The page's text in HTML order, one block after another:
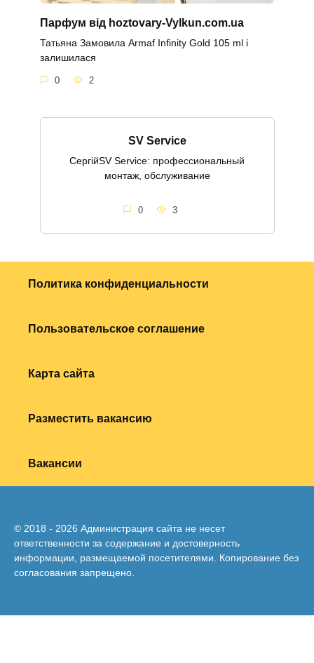
Парфум від hoztovary-Vylkun.com.ua
Татьяна Замовила Armaf Infinity Gold 105 ml і
залишилася
0 2
SV Service
СергійSV Service: профессиональный
монтаж, обслуживание
0 3
Политика конфиденциальности
Пользовательское соглашение
Карта сайта
Разместить вакансию
Вакансии
© 2018 - 2026 Администрация сайта не несет
ответственности за содержание и достоверность
информации, размещаемой посетителями. Копирование без
согласования запрещено.